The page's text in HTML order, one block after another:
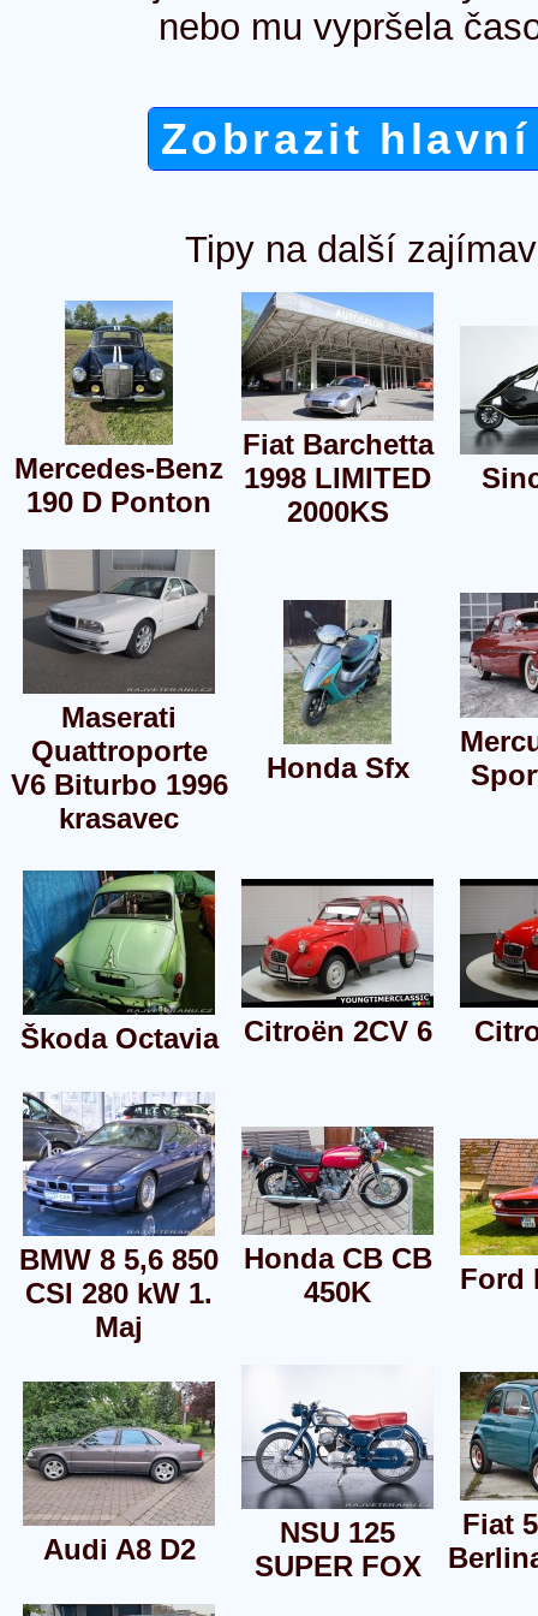
nebo mu vypršela
Zobrazit
Tipy na další
Mercedes-Benz
190 D Ponton
Fiat Barchetta
1998 LIMITED
2000KS
Maserati
Quattroporte
V6 Biturbo 1996
krasavec
Honda Sfx
Škoda Octavia Citroën 2CV 6
BMW 8 5,6 850
CSI 280 kW 1.
Maj
Honda CB CB
450K
Ford
Audi A8 D2
NSU 125
SUPER FOX
Fiat